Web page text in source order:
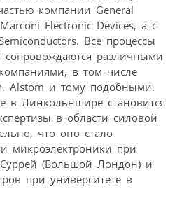
компании General
Electronic Devices, а с
Все процессы
различными
в том числе
Alstom и тому подобными.
в Линкольншире становится
в области силовой
что оно стало
микроэлектроники при
Суррей (Большой Лондон) и
при университете в